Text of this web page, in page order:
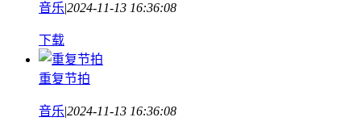
音乐|2024-11-13 16:36:08
下载
重复节拍
音乐|2024-11-13 16:36:08